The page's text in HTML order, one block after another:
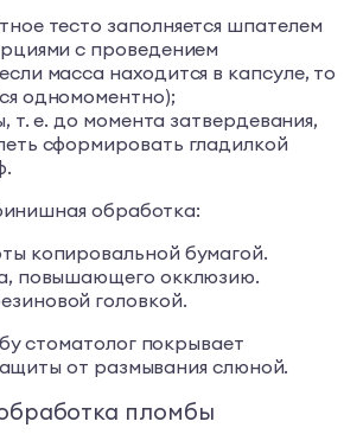
тесто заполняется шпателем
с проведением
масса находится в капсуле, то
одномоментно);
т. е. до момента затвердевания,
сформировать гладилкой
обработка:
копировальной бумагой.
повышающего окклюзию.
головкой.
стоматолог покрывает
от размывания слюной.
пломбы